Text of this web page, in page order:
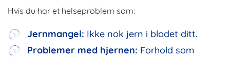
Hvis du har et helseproblem som:
Jernmangel: Ikke nok jern i blodet ditt.
Problemer med hjernen: Forhold som